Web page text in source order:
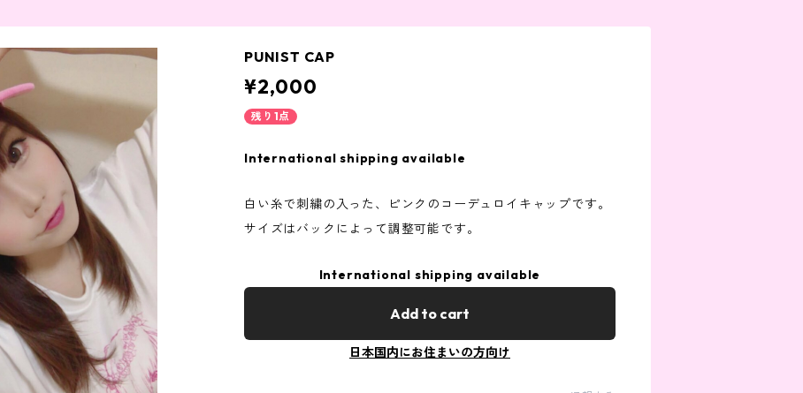
PUNIST CAP
¥2,000
残り1点
International shipping available
白い糸で刺繍の入った、ピンクのコーデュロイキャップです。
サイズはバックによって調整可能です。
International shipping available
Add to cart
日本国内にお住まいの方向け